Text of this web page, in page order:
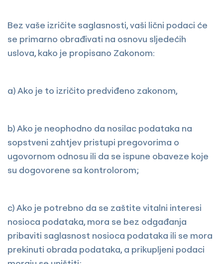
Bez vaše izričite saglasnosti, vaši lični podaci će
se primarno obrađivati na osnovu sljedećih
uslova, kako je propisano Zakonom:
a) Ako je to izričito predviđeno zakonom,
b) Ako je neophodno da nosilac podataka na
sopstveni zahtjev pristupi pregovorima o
ugovornom odnosu ili da se ispune obaveze koje
su dogovorene sa kontrolorom;
c) Ako je potrebno da se zaštite vitalni interesi
nosioca podataka, mora se bez odgađanja
pribaviti saglasnost nosioca podataka ili se mora
prekinuti obrada podataka, a prikupljeni podaci